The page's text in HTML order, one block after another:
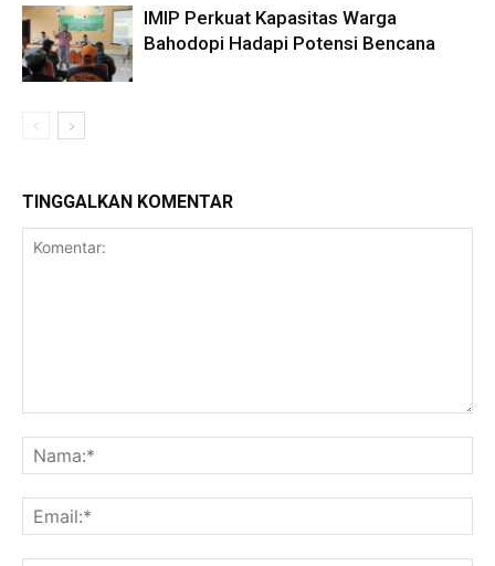
IMIP Perkuat Kapasitas Warga
Bahodopi Hadapi Potensi Bencana
TINGGALKAN KOMENTAR